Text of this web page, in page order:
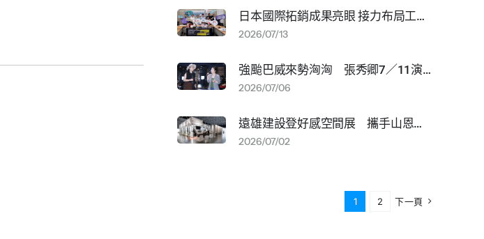
日本國際拓銷成果亮眼 接力布局工業裝配智慧物流商機
2026/07/13
強颱巴威來勢洶洶 張秀卿7／11演唱會宣布延期
2026/07/06
遠雄建設登好感空間展 攜手山恩、集力門打造「流動的生活」
2026/07/02
1 2 下一頁